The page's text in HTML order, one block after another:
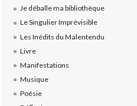
Je déballe ma bibliothèque
Le Singulier Imprévisible
Les Inédits du Malentendu
Livre
Manifestations
Musique
Poésie